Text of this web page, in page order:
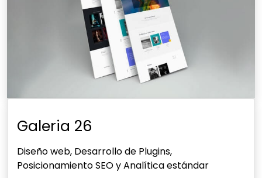
Galeria 26
Diseño web, Desarrollo de Plugins,
Posicionamiento SEO y Analítica estándar